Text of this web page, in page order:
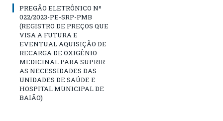
PREGÃO ELETRÔNICO Nº
022/2023-PE-SRP-PMB
(REGISTRO DE PREÇOS QUE
VISA A FUTURA E
EVENTUAL AQUISIÇÃO DE
RECARGA DE OXIGÊNIO
MEDICINAL PARA SUPRIR
AS NECESSIDADES DAS
UNIDADES DE SAÚDE E
HOSPITAL MUNICIPAL DE
BAIÃO)